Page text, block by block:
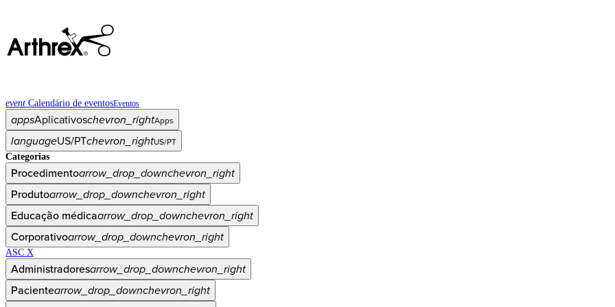
event Calendário de eventosEventos
appsAplicativoschevron_rightApps
languageUS/PTchevron_rightUS/PT
Categorias
Procedimentoarrow_drop_downchevron_right
Produtoarrow_drop_downchevron_right
Educação médicaarrow_drop_downchevron_right
Corporativoarrow_drop_downchevron_right
ASC X
Administradoresarrow_drop_downchevron_right
Pacientearrow_drop_downchevron_right